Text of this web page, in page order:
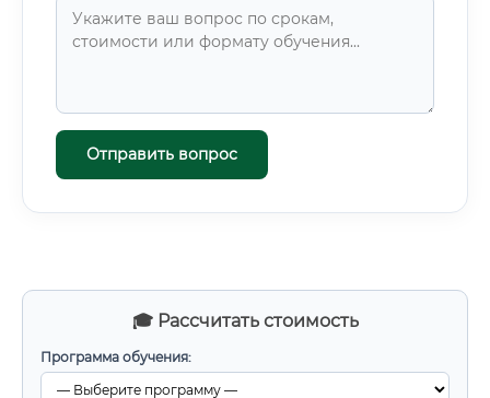
🎓 Рассчитать стоимость
Программа обучения:
Отправить вопрос